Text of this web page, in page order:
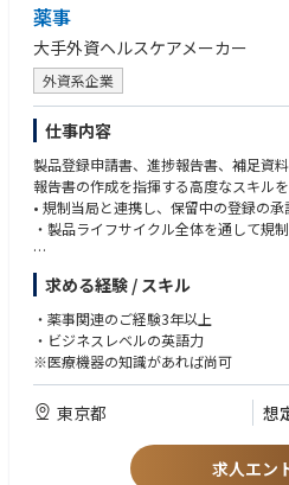
従ったバリデーション活動を円滑に推進
・FDAのCSAガイダンスにおける「ク
づき、迅速なシステム/アプリケーショ
率化を推進する。
・コンピューティングサービスプロバ
にSMEとして参画する。
・規制当局査察・パートナー監査にお
項のコミュニケーションを支援する。
・AI/MLのGxP展開に向けたバリデーシ
ロスファンクションと協働して推進す
≪入社後のキャリアパス≫
本ポジションはグローバルQA部門のQA
ローバルeComplianceチームの一員と
ィ・ITガバナンスに関する実務経験を
ことができます。将来的には、チーム
ネージャーやAssociate Director（
ャリアアップが期待されます。また、
A機能へのeCompliance支援経験を積
領域でのリーダーシップポジションへ
る機会があります。
• 理系分野の学士号（Bachelor's
• エンタープライズマインドセットを
できる姿勢
• グローバルチームおよびクロスファ
• リスクの特定・課題の整理・リスク
報告能力
• 自律的かつ主体的に業務を推進できる
のもとでも複雑な技術的品質要件を対応
■経験 スキル〈尚可〉
• GMP製造システム（MES、LIMS、
経験
• CMO/CROなどの外部パートナーとの
ステム評価・監査管理を含む）
• 製造サイトでの規制当局査察（保健
経験
• ICH Q10およびPIC/S GMPを含むGMP
• データインテグリティ（ALCOA+）原
• リスクベースアプローチによるCMO/
チェックリスト作成・実行能力
• AI/MLバリデーションに関する知識
薬事
大手外資ヘルスケアメーカー
外資系企業
仕事内容
製品登録申請書、進捗報告書、補足資
報告書の作成を指揮する高度なスキルを
• 規制当局と連携し、保留中の登録の承
・製品ライフサイクル全体を通して規
※ビジネスレベルの英語力が必要です
求める経験 / スキル
・薬事関連のご経験3年以上
・ビジネスレベルの英語力
※医療機器の知識があれば尚可
東京都 想
求人エン